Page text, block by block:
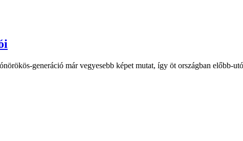
generáció már vegyesebb képet mutat, így öt országban előbb-